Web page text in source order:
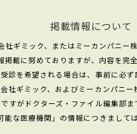
掲載情報について
ギミック、またはミーカンパニー
掲載に努めておりますが、内容を完
診を希望される場合は、事前に必ず
社ギミック、およびミーカンパニ
すがドクターズ・ファイル編集部ま
な医療機関」の情報につきまして